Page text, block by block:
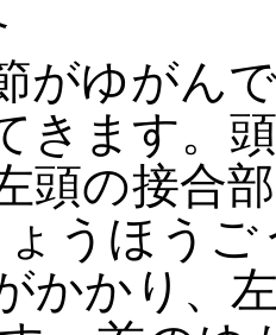
がゆがん
きます。
頭の接合
うほう
かかり、